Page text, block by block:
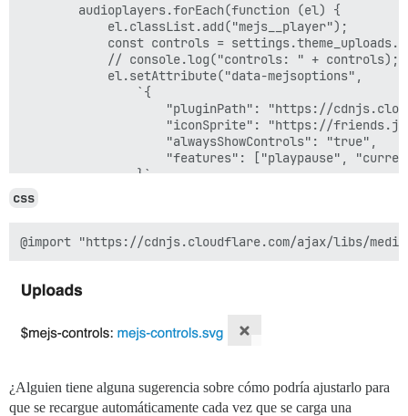
        audioplayers.forEach(function (el) {
            el.classList.add("mejs__player");
const controls =
            // console.log("controls: " + controls);
            el.setAttribute("data-mejsoptions",
                `{
"pluginPath": "https://
"iconSprite": "https://
                    "alwaysShowControls": "true",
"features": ["playpause",
                }`
el.setAttribute("preload",
      },
css
¿Alguien tiene alguna sugerencia sobre cómo podría ajustarlo para
que se recargue automáticamente cada vez que se carga una